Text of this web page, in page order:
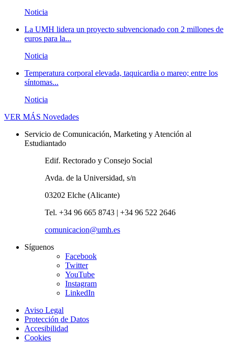
Noticia
La UMH lidera un proyecto subvencionado con 2 millones de
euros para la...
Noticia
Temperatura corporal elevada, taquicardia o mareo; entre los
síntomas...
Noticia
VER MÁS Novedades
Servicio de Comunicación, Marketing y Atención al
Estudiantado
Edif. Rectorado y Consejo Social
Avda. de la Universidad, s/n
03202 Elche (Alicante)
Tel. +34 96 665 8743 | +34 96 522 2646
comunicacion@umh.es
Síguenos
Facebook
Twitter
YouTube
Instagram
LinkedIn
Aviso Legal
Protección de Datos
Accesibilidad
Cookies